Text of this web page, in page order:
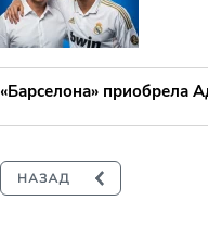
«Барселона» приобрела